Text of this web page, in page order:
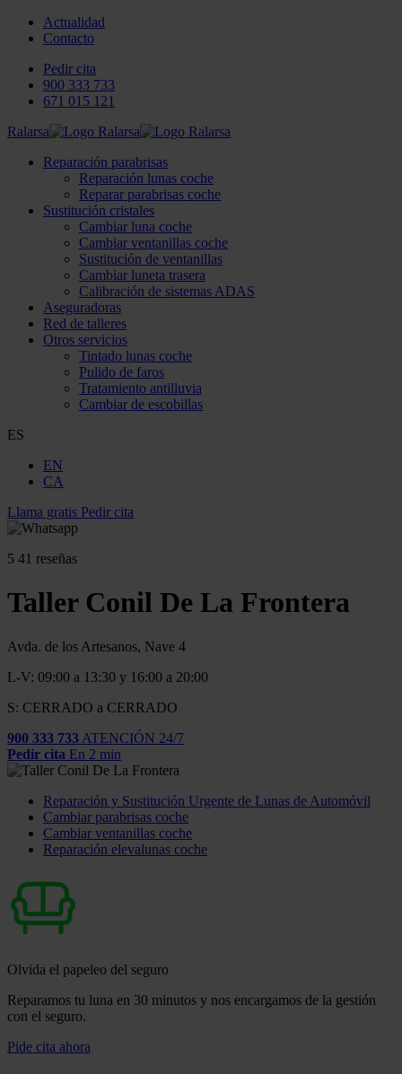
Actualidad
Contacto
Pedir cita
900 333 733
671 015 121
Ralarsa
Reparación parabrisas
Reparación lunas coche
Reparar parabrisas coche
Sustitución cristales
Cambiar luna coche
Cambiar ventanillas coche
Sustitución de ventanillas
Cambiar luneta trasera
Calibración de sistemas ADAS
Aseguradoras
Red de talleres
Otros servicios
Tintado lunas coche
Pulido de faros
Tratamiento antilluvia
Cambiar de escobillas
ES
EN
CA
Llama gratis Pedir cita
5 41 reseñas
Taller Conil De La Frontera
Avda. de los Artesanos, Nave 4
L-V: 09:00 a 13:30 y 16:00 a 20:00
S: CERRADO a CERRADO
900 333 733 ATENCIÓN 24/7
Pedir cita En 2 min
Reparación y Sustitución Urgente de Lunas de Automóvil
Cambiar parabrisas coche
Cambiar ventanillas coche
Reparación elevalunas coche
Olvida el papeleo del seguro
Reparamos tu luna en 30 minutos y nos encargamos de la gestión
con el seguro.
Pide cita ahora